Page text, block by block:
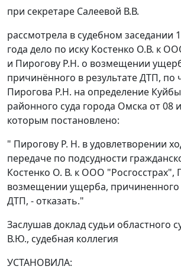
при секретаре Салеевой В.В.
рассмотрела в судебном заседании
года дело по иску Костенко О.В. к
и Пирогову Р.Н. о возмещении
причинённого в результате ДТП, по
Пирогова Р.Н. на определение
районного суда города Омска от 08
которым постановлено:
" Пирогову Р. Н. в удовлетворении
передаче по подсудности
Костенко О. В. к ООО "Росгосстрах",
возмещении ущерба, причиненного
ДТП, - отказать."
Заслушав доклад судьи областного
В.Ю., судебная коллегия
УСТАНОВИЛА: